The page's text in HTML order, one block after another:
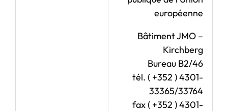
européenne
Bâtiment JMO –
Kirchberg
Bureau B2/46
tél. ( +352 ) 4301-
33365/33764
fax ( +352 ) 4301-